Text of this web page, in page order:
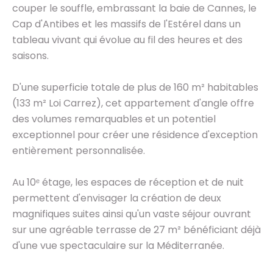
couper le souffle, embrassant la baie de Cannes, le
Cap d'Antibes et les massifs de l'Estérel dans un
tableau vivant qui évolue au fil des heures et des
saisons.
D'une superficie totale de plus de 160 m² habitables
(133 m² Loi Carrez), cet appartement d'angle offre
des volumes remarquables et un potentiel
exceptionnel pour créer une résidence d'exception
entièrement personnalisée.
Au 10ᵉ étage, les espaces de réception et de nuit
permettent d'envisager la création de deux
magnifiques suites ainsi qu'un vaste séjour ouvrant
sur une agréable terrasse de 27 m² bénéficiant déjà
d'une vue spectaculaire sur la Méditerranée.